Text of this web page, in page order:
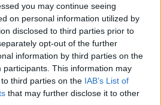
you may continue seeing
on personal information utilized by
disclosed to third parties prior to
opt-out of the further
information by third parties on the
participants. This information may
third parties on the IAB’s List of
that may further disclose it to other